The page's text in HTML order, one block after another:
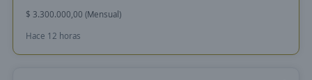
$ 3.300.000,00 (Mensual)
Hace 12 horas